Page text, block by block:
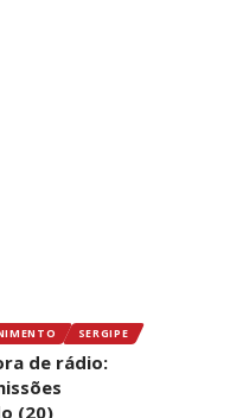
SERGIPE
de rádio:
(20)